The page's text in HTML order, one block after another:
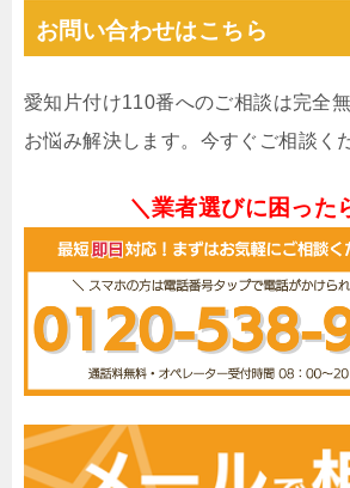
お問い合わせはこちら
愛知片付け110番へのご相談は完全
お悩み解決します。今すぐご相談く
＼業者選びに困った